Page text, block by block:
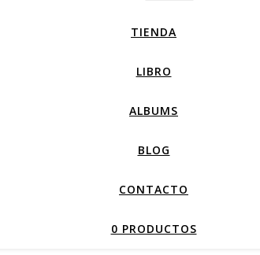
TIENDA
LIBRO
ALBUMS
BLOG
CONTACTO
0 PRODUCTOS